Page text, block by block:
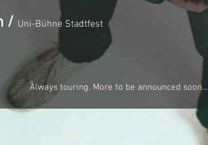
/ Uni-Bühne Stadtfest
Always touring. More to be announced soon...